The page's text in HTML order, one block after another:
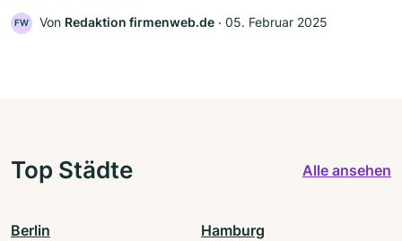
FW Von Redaktion firmenweb.de ‧ 05. Februar 2025
Top Städte Alle ansehen
Berlin Hamburg